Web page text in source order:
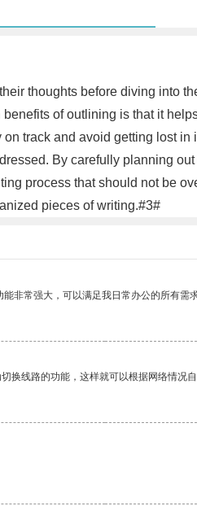
thoughts before diving into
of outlining is that it
track and avoid getting lost
By carefully planning
process that should not be
pieces of writing.#3#
非常强大，可以满足我日常办公的所有需
线路的功能，这样就可以根据网络情况